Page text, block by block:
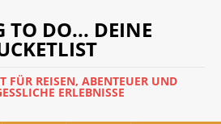
TO DO... DEINE
FÜR REISEN, ABENTEUER UND
ERLEBNISSE